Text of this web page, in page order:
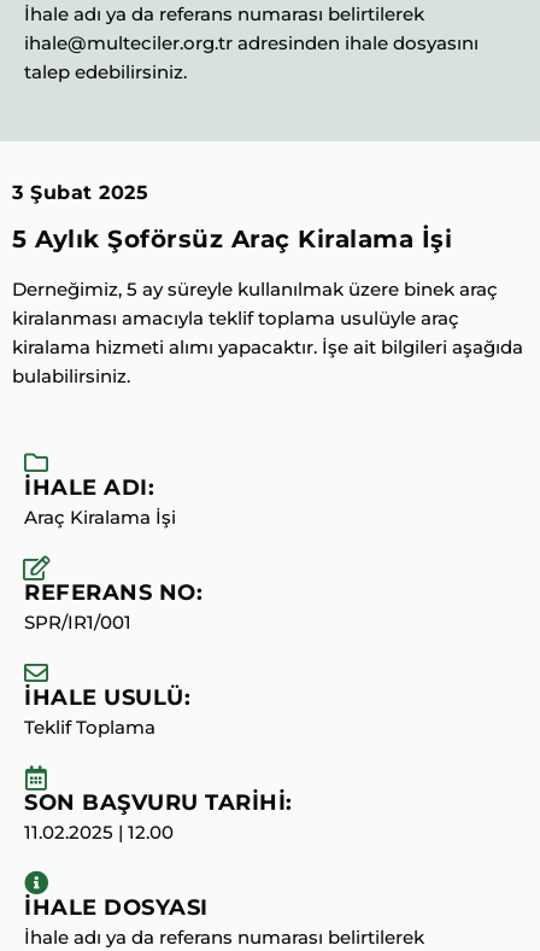
İhale adı ya da referans numarası belirtilerek
ihale@multeciler.org.tr adresinden ihale dosyasını
talep edebilirsiniz.
3 Şubat 2025
5 Aylık Şoförsüz Araç Kiralama İşi
Derneğimiz, 5 ay süreyle kullanılmak üzere binek araç
kiralanması amacıyla teklif toplama usulüyle araç
kiralama hizmeti alımı yapacaktır. İşe ait bilgileri aşağıda
bulabilirsiniz.
İHALE ADI:
Araç Kiralama İşi
REFERANS NO:
SPR/IR1/001
İHALE USULÜ:
Teklif Toplama
SON BAŞVURU TARİHİ:
11.02.2025 | 12.00
İHALE DOSYASI
İhale adı ya da referans numarası belirtilerek